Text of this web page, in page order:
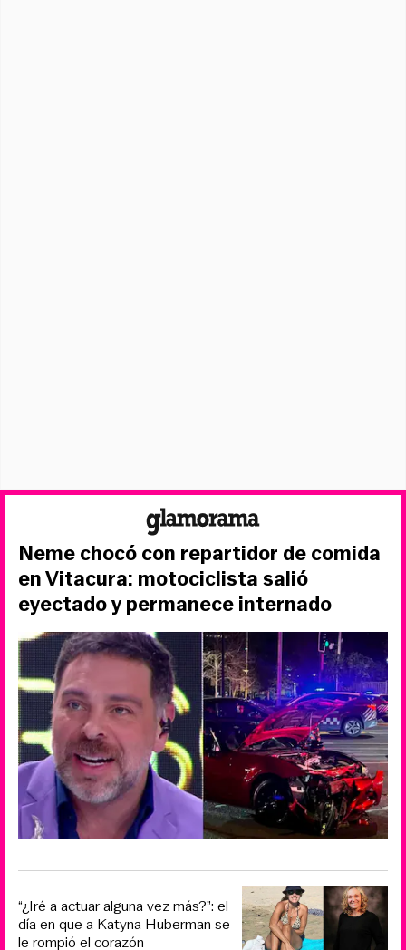
Neme chocó con repartidor de comida
en Vitacura: motociclista salió
eyectado y permanece internado
“¿Iré a actuar alguna vez más?”: el
día en que a Katyna Huberman se
le rompió el corazón